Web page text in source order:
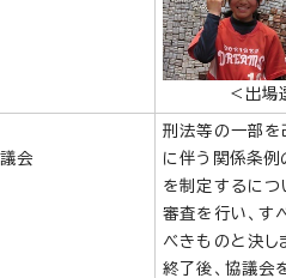
＜出場
会
刑法等の一部
に伴う関係条
を制定するに
審査を行い、す
べきものと決し
終了後、協議会